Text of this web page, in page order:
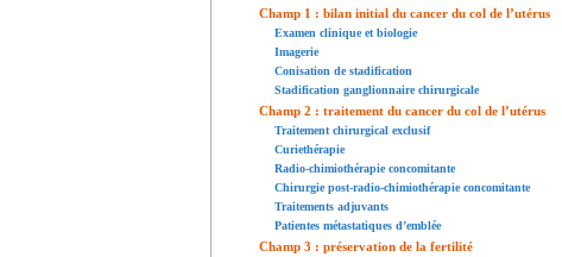
Champ 1 : bilan initial du cancer du col de l’utérus
Examen clinique et biologie
Imagerie
Conisation de stadification
Stadification ganglionnaire chirurgicale
Champ 2 : traitement du cancer du col de l’utérus
Traitement chirurgical exclusif
Curiethérapie
Radio-chimiothérapie concomitante
Chirurgie post-radio-chimiothérapie concomitante
Traitements adjuvants
Patientes métastatiques d’emblée
Champ 3 : préservation de la fertilité